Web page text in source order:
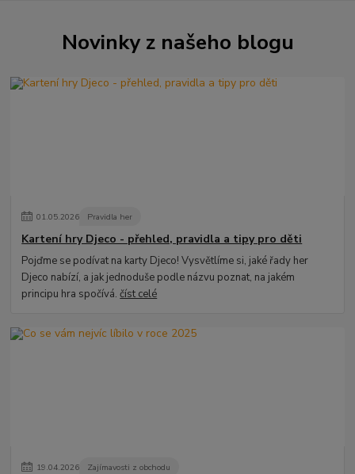
Novinky z našeho blogu
01.05.2026 Pravidla her
Kartení hry Djeco - přehled, pravidla a tipy pro děti
Pojďme se podívat na karty Djeco! Vysvětlíme si, jaké řady her
Djeco nabízí, a jak jednoduše podle názvu poznat, na jakém
principu hra spočívá.číst celé
19.04.2026 Zajímavosti z obchodu